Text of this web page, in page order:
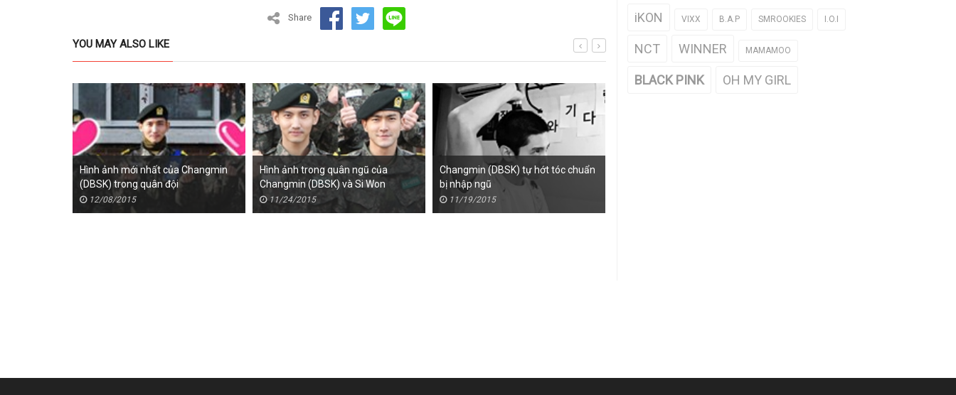
Share
YOU MAY ALSO LIKE
Hình ảnh mới nhất của Changmin
(DBSK) trong quân đội
12/08/2015
Hình ảnh trong quân ngũ của
Changmin (DBSK) và Si Won
(SUPER JUNIOR)
11/24/2015
Changmin (DBSK) tự hớt tóc chuẩn
bị nhập ngũ
11/19/2015
iKON VIXX B.A.P SMROOKIES I.O.I
NCT WINNER MAMAMOO
BLACK PINK OH MY GIRL